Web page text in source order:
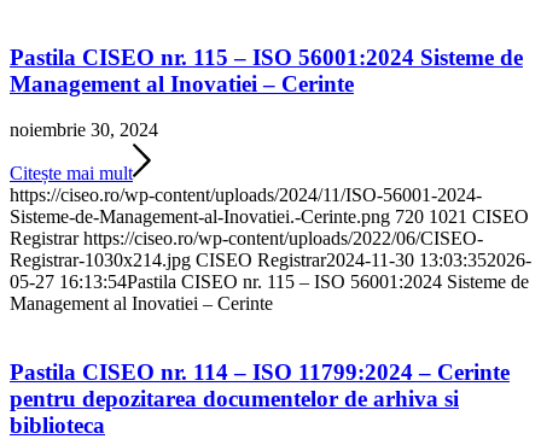
Pastila CISEO nr. 115 – ISO 56001:2024 Sisteme de
Management al Inovatiei – Cerinte
noiembrie 30, 2024
Citește mai mult
https://ciseo.ro/wp-content/uploads/2024/11/ISO-56001-2024-
Sisteme-de-Management-al-Inovatiei.-Cerinte.png 720 1021 CISEO
Registrar https://ciseo.ro/wp-content/uploads/2022/06/CISEO-
Registrar-1030x214.jpg CISEO Registrar2024-11-30 13:03:352026-
05-27 16:13:54Pastila CISEO nr. 115 – ISO 56001:2024 Sisteme de
Management al Inovatiei – Cerinte
Pastila CISEO nr. 114 – ISO 11799:2024 – Cerinte
pentru depozitarea documentelor de arhiva si
biblioteca